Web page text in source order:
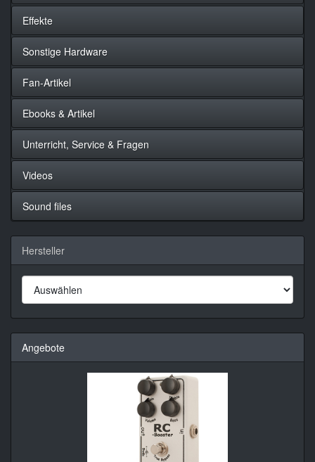
Effekte
Sonstige Hardware
Fan-Artikel
Ebooks & Artikel
Unterricht, Service & Fragen
Videos
Sound files
Hersteller
Angebote